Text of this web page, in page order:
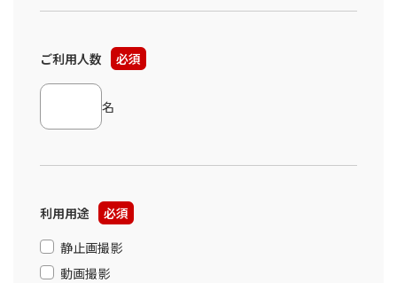
ご利用人数 必須
名
利用用途
必須
静止画撮影
動画撮影